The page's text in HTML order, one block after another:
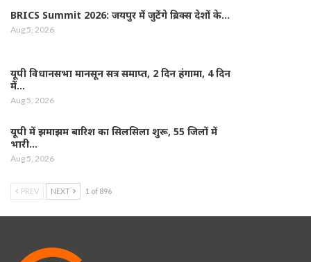
BRICS Summit 2026: जयपुर में जुटेंगे ब्रिक्स देशों के…
Aug 5, 2026
यूपी विधानसभा मानसून सत्र समाप्त, 2 दिन हंगामा, 4 दिन
में…
Aug 5, 2026
यूपी में झमाझम बारिश का सिलसिला शुरू, 55 जिलों में
भारी…
Aug 5, 2026
PREV NEXT 1 of 896